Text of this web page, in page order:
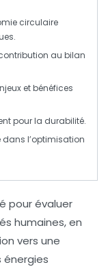
circulaire
.
au bilan
et bénéfices
pour la durabilité.
dans l’optimisation
pour évaluer
humaines, en
vers une
énergies